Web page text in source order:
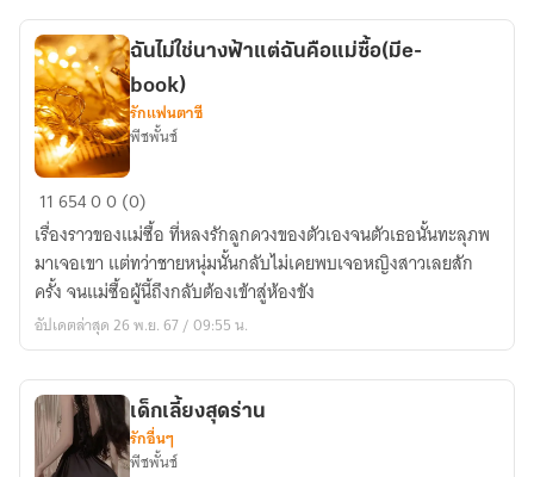
ฉัน
ไม่ใช่
นางฟ้า
แต่
ฉัน
คือ
ซื้อ(มีe-
book)
ฉันไม่ใช่นางฟ้าแต่ฉันคือแม่ซื้อ(มีe-
book)
รักแฟนตาซี
พีชพั้นช์
1165400 (0)
เรื่องราวของแม่ซื้อ ที่หลงรักลูกดวงของตัวเองจนตัวเธอนั้นทะลุภพ
มาเจอเขา แต่ทว่าชายหนุ่มนั้นกลับไม่เคยพบเจอหญิงสาวเลยสัก
ครั้ง จนแม่ซื้อผู้นี้ถึงกลับต้องเข้าสู่ห้องขัง
อัปเดตล่าสุด 26 พ.ย. 67 / 09:55 น.
เด็กเลี้ยงสุดร่าน
รักอื่นๆ
พีชพั้นช์